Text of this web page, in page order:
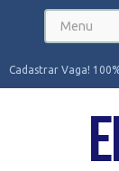
Cadastrar Vaga!